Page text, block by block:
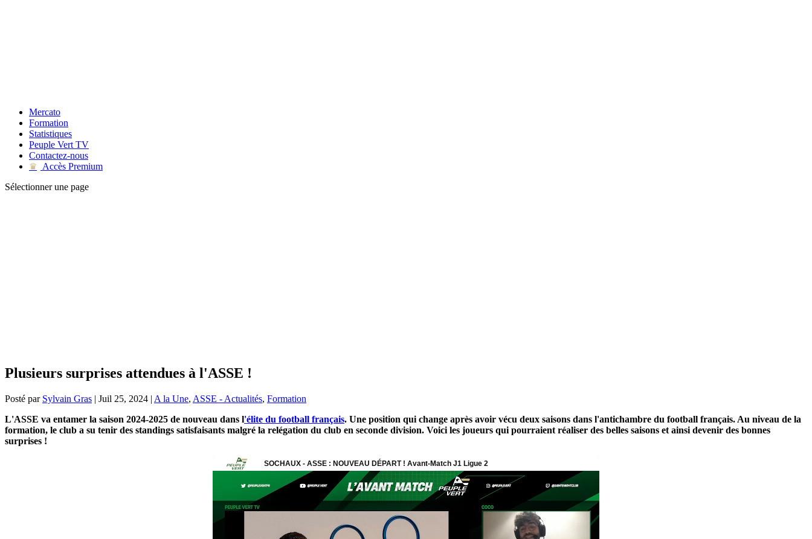
Mercato
Formation
Statistiques
Peuple Vert TV
Contactez-nous
♛
Accès Premium
Sélectionner une page
Plusieurs surprises attendues à l'ASSE !
Posté par Sylvain Gras | Juil 25, 2024 | A la Une, ASSE - Actualités, Formation
L'ASSE va entamer la saison 2024-2025 de nouveau dans l'élite du football français. Une position qui change après avoir vécu deux saisons dans l'antichambre du football français. Au niveau de la
formation, le club a su tenir des standings satisfaisants malgré la relégation du club en seconde division. Voici les joueurs qui pourraient réaliser des belles saisons et ainsi devenir des bonnes
surprises !